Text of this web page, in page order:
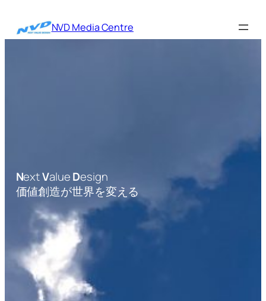
を
NVD Media Centre
NextValueDesign
価値創造が世界を変える